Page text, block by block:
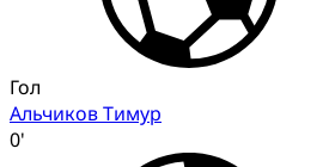
Гол
Альчиков Тимур
0'